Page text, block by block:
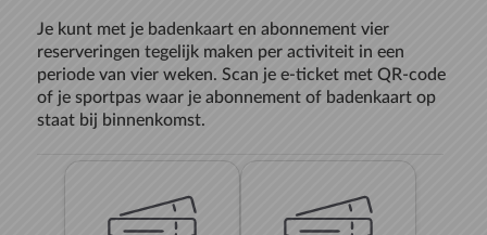
Je kunt met je badenkaart en abonnement vier
reserveringen tegelijk maken per activiteit in een
periode van vier weken. Scan je e-ticket met QR-code
of je sportpas waar je abonnement of badenkaart op
staat bij binnenkomst.